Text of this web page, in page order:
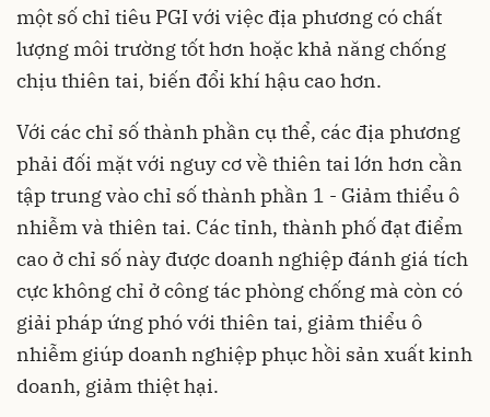
một số chỉ tiêu PGI với việc địa phương có chất
lượng môi trường tốt hơn hoặc khả năng chống
chịu thiên tai, biến đổi khí hậu cao hơn.
Với các chỉ số thành phần cụ thể, các địa phương
phải đối mặt với nguy cơ về thiên tai lớn hơn cần
tập trung vào chỉ số thành phần 1 - Giảm thiểu ô
nhiễm và thiên tai. Các tỉnh, thành phố đạt điểm
cao ở chỉ số này được doanh nghiệp đánh giá tích
cực không chỉ ở công tác phòng chống mà còn có
giải pháp ứng phó với thiên tai, giảm thiểu ô
nhiễm giúp doanh nghiệp phục hồi sản xuất kinh
doanh, giảm thiệt hại.